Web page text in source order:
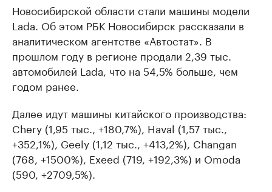
Новосибирской области стали машины модели
Lada. Об этом РБК Новосибирск рассказали в
аналитическом агентстве «Автостат». В
прошлом году в регионе продали 2,39 тыс.
автомобилей Lada, что на 54,5% больше, чем
годом ранее.
Далее идут машины китайского производства:
Chery (1,95 тыс., +180,7%), Haval (1,57 тыс.,
+352,1%), Geely (1,12 тыс., +413,2%), Changan
(768, +1500%), Exeed (719, +192,3%) и Omoda
(590, +2709,5%).